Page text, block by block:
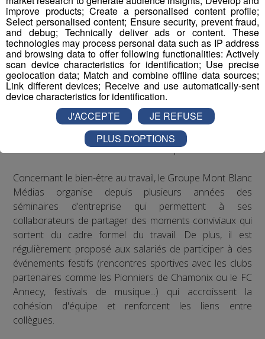
VIH/SIDA, le cancer, les maladies
cardiovasculaires, le paludisme, la tuberculose ou
l’obésité
Les actions de Radio Mont Blanc
Concernant les troubles musculo-squelettiques, Radio
Mont Blanc s’est engagé à respecter les
recommandations de la médecine du travail en matière
de posture sur les postes de travail : des rehausseurs de
clavier ont été distribués aux salariés qui le souhaitaient.
Concernant le bien-être au travail, le Groupe Mont Blanc
Médias organise depuis plusieurs années des
séminaires d’entreprise qui permettent à ses
collaborateurs de partager des moments conviviaux qui
sortent du cadre formel du travail. De plus, il est
régulièrement proposé aux salariés de participer à des
événements festifs (rencontres sportives avec les clubs
partenaires comme les Pionniers de Chamonix ou le FC
Annecy, festivals de musique...) qui accroissent la
cohésion d'équipe et renforcent les liens entre
collègues.
improve products; Create a personalised content profile;
Select personalised content; Ensure security, prevent fraud,
and debug; Technically deliver ads or content. These
technologies may process personal data such as IP address
and browsing data to offer following functionalities: Actively
scan device characteristics for identification; Use precise
geolocation data; Match and combine offline data sources;
Link different devices; Receive and use automatically-sent
device characteristics for identification.
J'ACCEPTE
JE REFUSE
PLUS D'OPTIONS